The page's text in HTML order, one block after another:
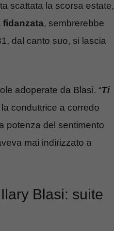
scattata la scorsa estate,
fidanzata, sembrerebbe
dal canto suo, si lascia
adoperate da Blasi. “Ti
la conduttrice a corredo
potenza del sentimento
mai indirizzato a
Blasi: suite